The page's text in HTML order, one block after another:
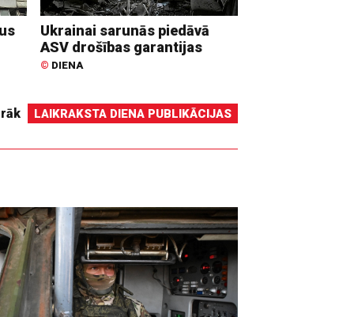
Ukrainai sarunās piedāvā
ASV drošības garantijas
© DIENA
LAIKRAKSTA DIENA PUBLIKĀCIJAS